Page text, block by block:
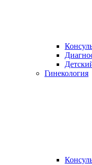
Гинекология